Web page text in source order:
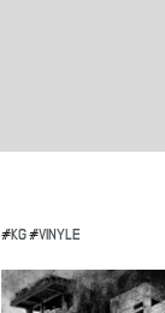
#KG#VINYLE